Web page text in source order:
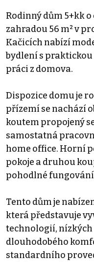
Rodinný dům 5+kk o
zahradou 56 m² v
Kačicích nabízí
bydlení s
práci z domova.
Dispozice domu je
přízemí se nachází
koutem propojený
samostatná
home office. Horní
pokoje a druhou
pohodlné
Tento dům je
která představuje
technologií,
dlouhodobého
standardního